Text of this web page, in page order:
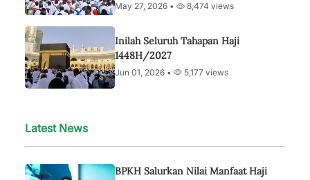
May 27, 2026 • 8,474 views
Inilah Seluruh Tahapan Haji
1448H/2027
Jun 01, 2026 • 5,177 views
Latest News
BPKH Salurkan Nilai Manfaat Haji